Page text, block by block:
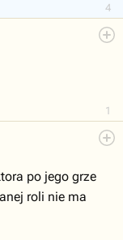
4
1
po jego grze
roli nie ma